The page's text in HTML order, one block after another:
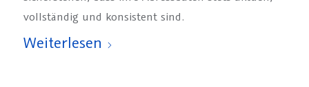
vollständig und konsistent sind.
Weiterlesen